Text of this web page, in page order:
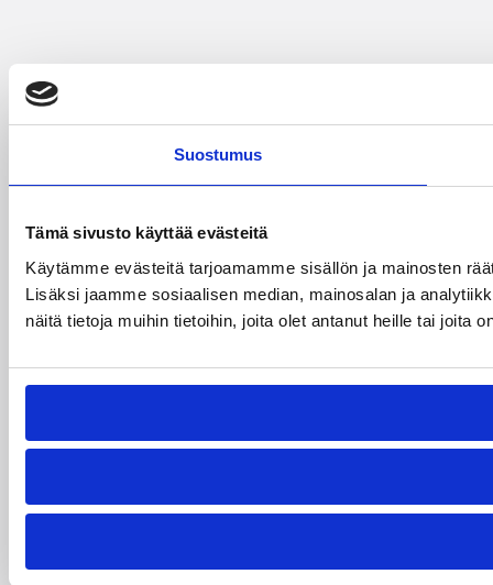
Suostumus
Tämä sivusto käyttää evästeitä
Käytämme evästeitä tarjoamamme sisällön ja mainosten
Lisäksi jaamme sosiaalisen median, mainosalan ja
näitä tietoja muihin tietoihin, joita olet antanut heille tai joita